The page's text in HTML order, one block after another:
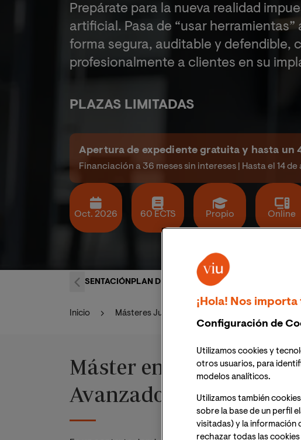
Prepárate para la nueva realidad
artificial. Pasa de “usar herramientas”
forma segura, auditable y defendible,
profesionalmente a clientes en su
PLAZAS LIMITADAS
Oct. 2026 60 ECTS Propio Online
Apertura de expediente gratuita y hasta un
Financiación a 36 meses sin intereses | Hasta el 14 de
PRESENTACIÓNPLAN DE ESTUDIOS ACCESO Y SALIDAS
Inicio Másteres Jurídico
Máster en IA Aplicada
Avanzado online
¡Hola! Nos
Configuración de
Utilizamos cookies y
otros usuarios, para
modelos analíticos.
Utilizamos también
sobre la base de un perfil
visitadas) y la información
rechazar todas las